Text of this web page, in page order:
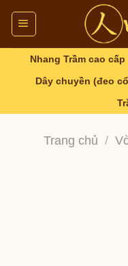
Skip
content
Nhang Trầm cao cấp
Dây chuyền (đeo
Trang chủ /